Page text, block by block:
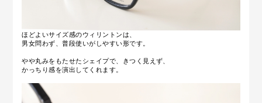
ほどよいサイズ感のウィリントンは、
男女問わず、普段使いがしやすい形です。
やや丸みをもたせたシェイプで、きつく見えず、
かっちり感を演出してくれます。